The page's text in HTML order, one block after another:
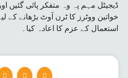
ڈیجیٹل مہم پہ وہ متفکر پائی گئیں
خواتین ووٹرز کا ٹرن آوٹ بڑھانے کے
استعمال کے عزم کا اعادہ کیا۔